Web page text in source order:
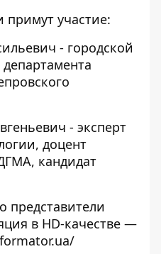
примут участие:
- городской
- эксперт
доцент
кандидат
представители
в HD-качестве —